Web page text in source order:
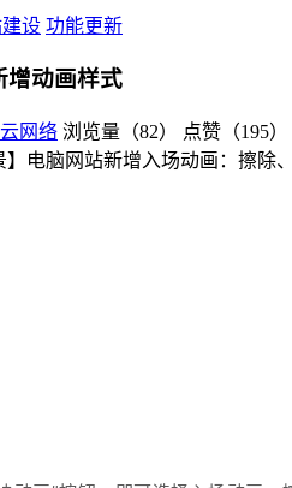
建设 功能更新
增动画样式
网络 浏览量（82）
点赞（195）
电脑网站新增入场动画：擦